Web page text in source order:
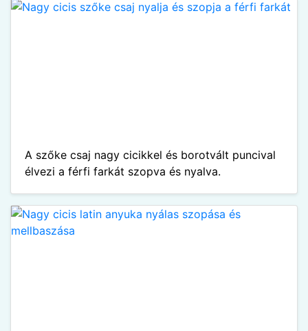
A szőke csaj nagy cicikkel és borotvált puncival
élvezi a férfi farkát szopva és nyalva.